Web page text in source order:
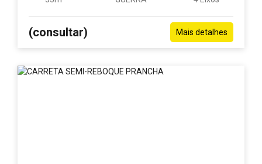
(consultar) Mais detalhes